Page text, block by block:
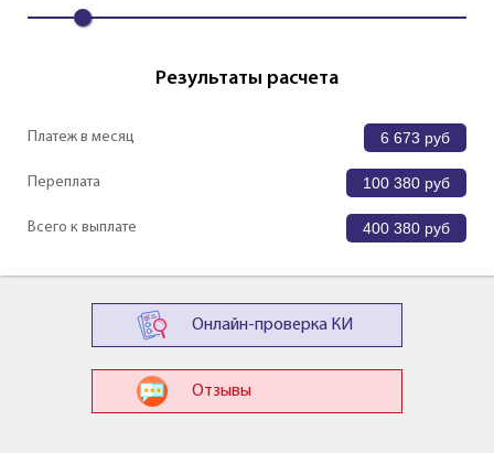
Результаты расчета
Платеж в месяц 6 673 руб
Переплата 100 380 руб
Всего к выплате 400 380 руб
Онлайн-проверка КИ
Отзывы